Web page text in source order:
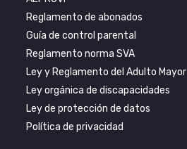
Reglamento de abonados
Guía de control parental
Reglamento norma SVA
Ley y Reglamento del Adulto Mayor
Ley orgánica de discapacidades
Ley de protección de datos
Política de privacidad